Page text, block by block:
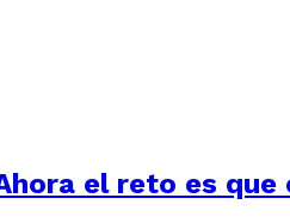
el reto es